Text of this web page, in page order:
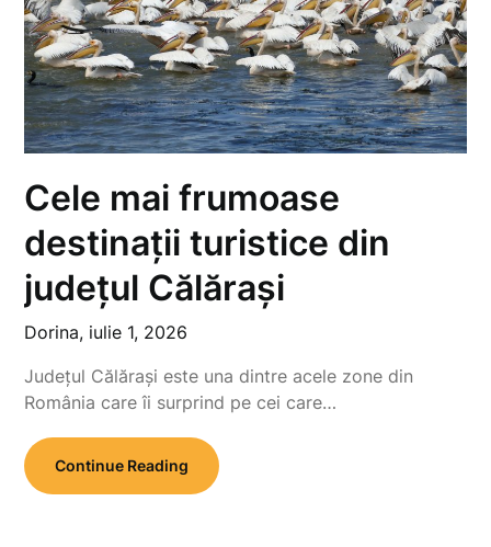
Cele mai frumoase
destinații turistice din
județul Călărași
Dorina, iulie 1, 2026
Județul Călărași este una dintre acele zone din
România care îi surprind pe cei care…
Continue Reading